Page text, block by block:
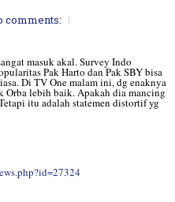
comments:
masuk akal. Survey Indo
Pak Harto dan Pak SBY bisa
Di TV One malam ini, dg enaknya
lebih baik. Apakah dia mancing
itu adalah statemen distortif yg